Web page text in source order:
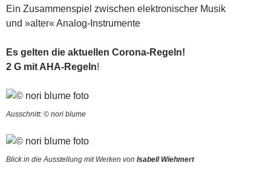
Ein Zusammenspiel zwischen elektronischer Musik
und »alter« Analog-Instrumente
Es gelten die aktuellen Corona-Regeln!
2 G mit AHA-Regeln!
Ausschnitt: © nori blume
Blick in die Ausstellung mit Werken von Isabell Wiehmert